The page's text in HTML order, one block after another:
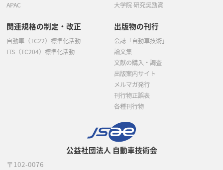
公益社団法人 自動車技術会
〒102-0076
APAC
大学院 研究奨励賞
関連規格の制定・改正
自動車（TC22）標準化活動
ITS（TC204）標準化活動
出版物の刊行
会誌「自動車技術」
論文集
文献の購入・調査
出版案内サイト
メルマガ発行
刊行物正誤表
各種刊行物